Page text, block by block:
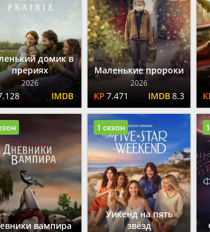
домик в
прериях
2026
Маленькие пророки
2026
7.471 8.3
вампира
Уикенд на пять
звёзд
1 сезон